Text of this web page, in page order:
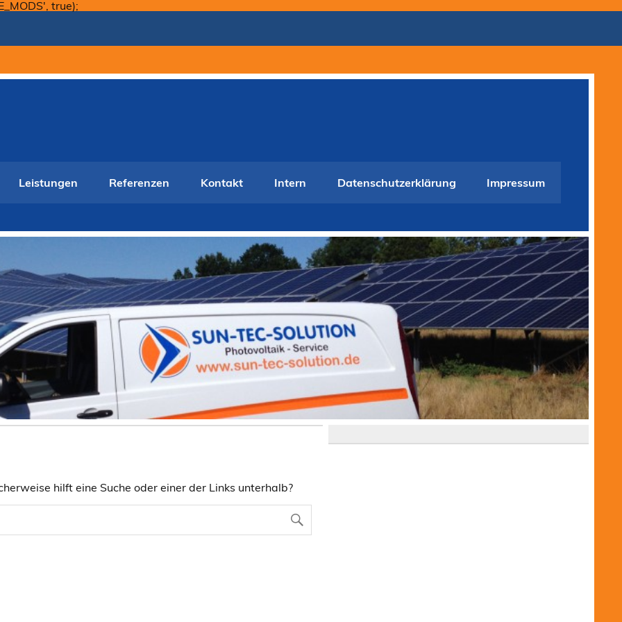
true);
Leistungen Referenzen Kontakt Intern Datenschutzerklärung Impressum
hilft eine Suche oder einer der Links unterhalb?